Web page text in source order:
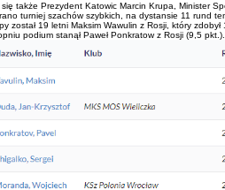
także Prezydent Katowic Marcin Krupa, Minister
turniej szachów szybkich, na dystansie 11 rund
został 19 letni Maksim Wawulin z Rosji, który
podium stanął Paweł Ponkratow z Rosji (9,5 pkt.).